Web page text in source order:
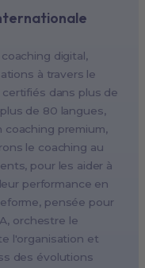
digital,
à travers le
dans plus de
de 80 langues,
coaching premium,
le coaching au
pour les aider à
performance en
pensée pour
orchestre le
l'organisation et
des évolutions